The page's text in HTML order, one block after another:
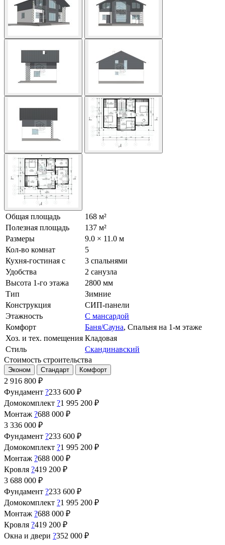
Общая площадь
168 м²
Полезная площадь
137 м²
Размеры
9.0 × 11.0 м
Кол-во комнат
5
Кухня-гостиная с
3 спальнями
Удобства
2 санузла
Высота 1-го этажа
2800 мм
Тип
Зимние
Конструкция
СИП-панели
Этажность
С мансардой
Комфорт
Баня/Сауна, Спальня на 1-м этаже
Хоз. и тех. помещения Кладовая
Стиль
Скандинавский
Стоимость строительства
Эконом Стандарт Комфорт
2 916 800 ₽
Фундамент ?233 600 ₽
Домокомплект ?1 995 200 ₽
Монтаж ?688 000 ₽
3 336 000 ₽
Фундамент ?233 600 ₽
Домокомплект ?1 995 200 ₽
Монтаж ?688 000 ₽
Кровля ?419 200 ₽
3 688 000 ₽
Фундамент ?233 600 ₽
Домокомплект ?1 995 200 ₽
Монтаж ?688 000 ₽
Кровля ?419 200 ₽
Окна и двери ?352 000 ₽